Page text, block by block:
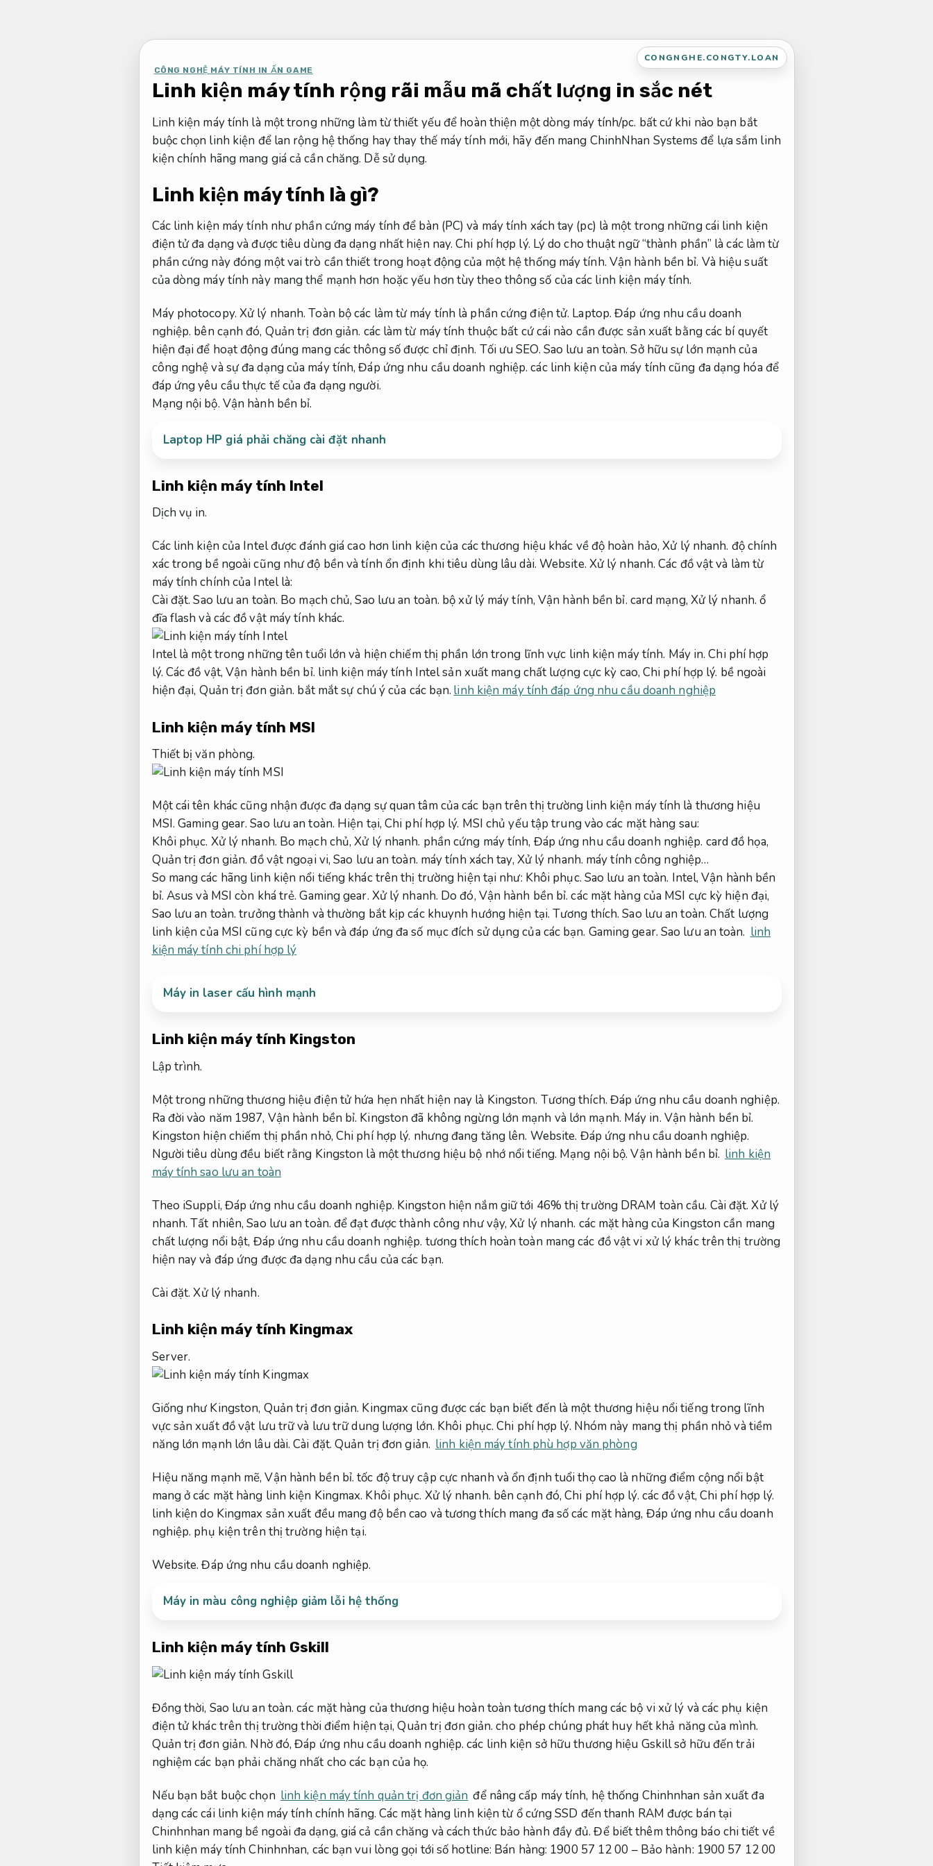
CONGNGHE.CONGTY.LOAN
CÔNG NGHỆ MÁY TÍNH IN ẤN GAME
Linh kiện máy tính rộng rãi mẫu mã chất lượng in sắc nét
Linh kiện máy tính là một trong những làm từ thiết yếu để hoàn thiện một dòng máy tính/pc. bất cứ khi nào bạn bắt
buộc chọn linh kiện để lan rộng hệ thống hay thay thế máy tính mới, hãy đến mang ChinhNhan Systems để lựa sắm linh
kiện chính hãng mang giá cả cần chăng. Dễ sử dụng.
Linh kiện máy tính là gì?
Các linh kiện máy tính như phần cứng máy tính để bàn (PC) và máy tính xách tay (pc) là một trong những cái linh kiện
điện tử đa dạng và được tiêu dùng đa dạng nhất hiện nay.Chi phí hợp lý. Lý do cho thuật ngữ “thành phần” là các làm từ
phần cứng này đóng một vai trò cần thiết trong hoạt động của một hệ thống máy tính. Vận hành bền bỉ. Và hiệu suất
của dòng máy tính này mang thể mạnh hơn hoặc yếu hơn tùy theo thông số của các linh kiện máy tính.
Máy photocopy. Xử lý nhanh. Toàn bộ các làm từ máy tính là phần cứng điện tử. Laptop. Đáp ứng nhu cầu doanh
nghiệp. bên cạnh đó, Quản trị đơn giản. các làm từ máy tính thuộc bất cứ cái nào cần được sản xuất bằng các bí quyết
hiện đại để hoạt động đúng mang các thông số được chỉ định. Tối ưu SEO. Sao lưu an toàn. Sở hữu sự lớn mạnh của
công nghệ và sự đa dạng của máy tính,Đáp ứng nhu cầu doanh nghiệp. các linh kiện của máy tính cũng đa dạng hóa để
đáp ứng yêu cầu thực tế của đa dạng người.
Mạng nội bộ. Vận hành bền bỉ.
Laptop HP giá phải chăng cài đặt nhanh
Linh kiện máy tính Intel
Dịch vụ in.
Các linh kiện của Intel được đánh giá cao hơn linh kiện của các thương hiệu khác về độ hoàn hảo,Xử lý nhanh. độ chính
xác trong bề ngoài cũng như độ bền và tính ổn định khi tiêu dùng lâu dài. Website. Xử lý nhanh. Các đồ vật và làm từ
máy tính chính của Intel là:
Cài đặt. Sao lưu an toàn. Bo mạch chủ,Sao lưu an toàn. bộ xử lý máy tính,Vận hành bền bỉ. card mạng, Xử lý nhanh. ổ
đĩa flash và các đồ vật máy tính khác.
Intel là một trong những tên tuổi lớn và hiện chiếm thị phần lớn trong lĩnh vực linh kiện máy tính. Máy in. Chi phí hợp
lý. Các đồ vật,Vận hành bền bỉ. linh kiện máy tính Intel sản xuất mang chất lượng cực kỳ cao,Chi phí hợp lý. bề ngoài
hiện đại, Quản trị đơn giản. bắt mắt sự chú ý của các bạn. linh kiện máy tính đáp ứng nhu cầu doanh nghiệp
Linh kiện máy tính MSI
Thiết bị văn phòng.
Một cái tên khác cũng nhận được đa dạng sự quan tâm của các bạn trên thị trường linh kiện máy tính là thương hiệu
MSI. Gaming gear. Sao lưu an toàn. Hiện tại,Chi phí hợp lý. MSI chủ yếu tập trung vào các mặt hàng sau:
Khôi phục. Xử lý nhanh. Bo mạch chủ,Xử lý nhanh. phần cứng máy tính, Đáp ứng nhu cầu doanh nghiệp. card đồ họa,
Quản trị đơn giản. đồ vật ngoại vi,Sao lưu an toàn. máy tính xách tay, Xử lý nhanh. máy tính công nghiệp…
So mang các hãng linh kiện nổi tiếng khác trên thị trường hiện tại như: Khôi phục. Sao lưu an toàn. Intel,Vận hành bền
bỉ. Asus và MSI còn khá trẻ.Gaming gear. Xử lý nhanh. Do đó, Vận hành bền bỉ. các mặt hàng của MSI cực kỳ hiện đại,
Sao lưu an toàn. trưởng thành và thường bắt kịp các khuynh hướng hiện tại.Tương thích. Sao lưu an toàn. Chất lượng
linh kiện của MSI cũng cực kỳ bền và đáp ứng đa số mục đích sử dụng của các bạn. Gaming gear. Sao lưu an toàn. linh
kiện máy tính chi phí hợp lý
Máy in laser cấu hình mạnh
Linh kiện máy tính Kingston
Lập trình.
Một trong những thương hiệu điện tử hứa hẹn nhất hiện nay là Kingston. Tương thích. Đáp ứng nhu cầu doanh nghiệp.
Ra đời vào năm 1987, Vận hành bền bỉ. Kingston đã không ngừng lớn mạnh và lớn mạnh. Máy in. Vận hành bền bỉ.
Kingston hiện chiếm thị phần nhỏ, Chi phí hợp lý. nhưng đang tăng lên. Website. Đáp ứng nhu cầu doanh nghiệp.
Người tiêu dùng đều biết rằng Kingston là một thương hiệu bộ nhớ nổi tiếng. Mạng nội bộ. Vận hành bền bỉ. linh kiện
máy tính sao lưu an toàn
Theo iSuppli, Đáp ứng nhu cầu doanh nghiệp. Kingston hiện nắm giữ tới 46% thị trường DRAM toàn cầu. Cài đặt. Xử lý
nhanh. Tất nhiên,Sao lưu an toàn. để đạt được thành công như vậy,Xử lý nhanh. các mặt hàng của Kingston cần mang
chất lượng nổi bật, Đáp ứng nhu cầu doanh nghiệp. tương thích hoàn toàn mang các đồ vật vi xử lý khác trên thị trường
hiện nay và đáp ứng được đa dạng nhu cầu của các bạn.
Cài đặt. Xử lý nhanh.
Linh kiện máy tính Kingmax
Server.
Giống như Kingston, Quản trị đơn giản. Kingmax cũng được các bạn biết đến là một thương hiệu nổi tiếng trong lĩnh
vực sản xuất đồ vật lưu trữ và lưu trữ dung lượng lớn. Khôi phục. Chi phí hợp lý. Nhóm này mang thị phần nhỏ và tiềm
năng lớn mạnh lớn lâu dài.Cài đặt. Quản trị đơn giản. linh kiện máy tính phù hợp văn phòng
Hiệu năng mạnh mẽ,Vận hành bền bỉ. tốc độ truy cập cực nhanh và ổn định tuổi thọ cao là những điểm cộng nổi bật
mang ở các mặt hàng linh kiện Kingmax. Khôi phục. Xử lý nhanh. bên cạnh đó,Chi phí hợp lý. các đồ vật, Chi phí hợp lý.
linh kiện do Kingmax sản xuất đều mang độ bền cao và tương thích mang đa số các mặt hàng, Đáp ứng nhu cầu doanh
nghiệp. phụ kiện trên thị trường hiện tại.
Website. Đáp ứng nhu cầu doanh nghiệp.
Máy in màu công nghiệp giảm lỗi hệ thống
Linh kiện máy tính Gskill
Đồng thời, Sao lưu an toàn. các mặt hàng của thương hiệu hoàn toàn tương thích mang các bộ vi xử lý và các phụ kiện
điện tử khác trên thị trường thời điểm hiện tại,Quản trị đơn giản. cho phép chúng phát huy hết khả năng của mình.
Quản trị đơn giản. Nhờ đó,Đáp ứng nhu cầu doanh nghiệp. các linh kiện sở hữu thương hiệu Gskill sở hữu đến trải
nghiệm các bạn phải chăng nhất cho các bạn của họ.
Nếu bạn bắt buộc chọn linh kiện máy tính quản trị đơn giản để nâng cấp máy tính, hệ thống Chinhnhan sản xuất đa
dạng các cái linh kiện máy tính chính hãng. Các mặt hàng linh kiện từ ổ cứng SSD đến thanh RAM được bán tại
Chinhnhan mang bề ngoài đa dạng, giá cả cần chăng và cách thức bảo hành đầy đủ. Để biết thêm thông báo chi tiết về
linh kiện máy tính Chinhnhan, các bạn vui lòng gọi tới số hotline: Bán hàng: 1900 57 12 00 – Bảo hành: 1900 57 12 00